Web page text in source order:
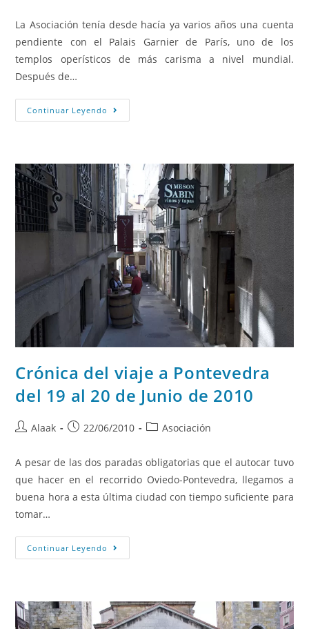
La Asociación tenía desde hacía ya varios años una cuenta
pendiente con el Palais Garnier de París, uno de los
templos operísticos de más carisma a nivel mundial.
Después de…
Continuar Leyendo
Crónica del viaje a Pontevedra
del 19 al 20 de Junio de 2010
Alaak 22/06/2010 Asociación
A pesar de las dos paradas obligatorias que el autocar tuvo
que hacer en el recorrido Oviedo-Pontevedra, llegamos a
buena hora a esta última ciudad con tiempo suficiente para
tomar…
Continuar Leyendo